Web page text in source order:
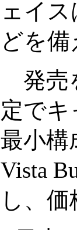
ェイス
どを
発売
定でキ
最小構
Vista
し、価